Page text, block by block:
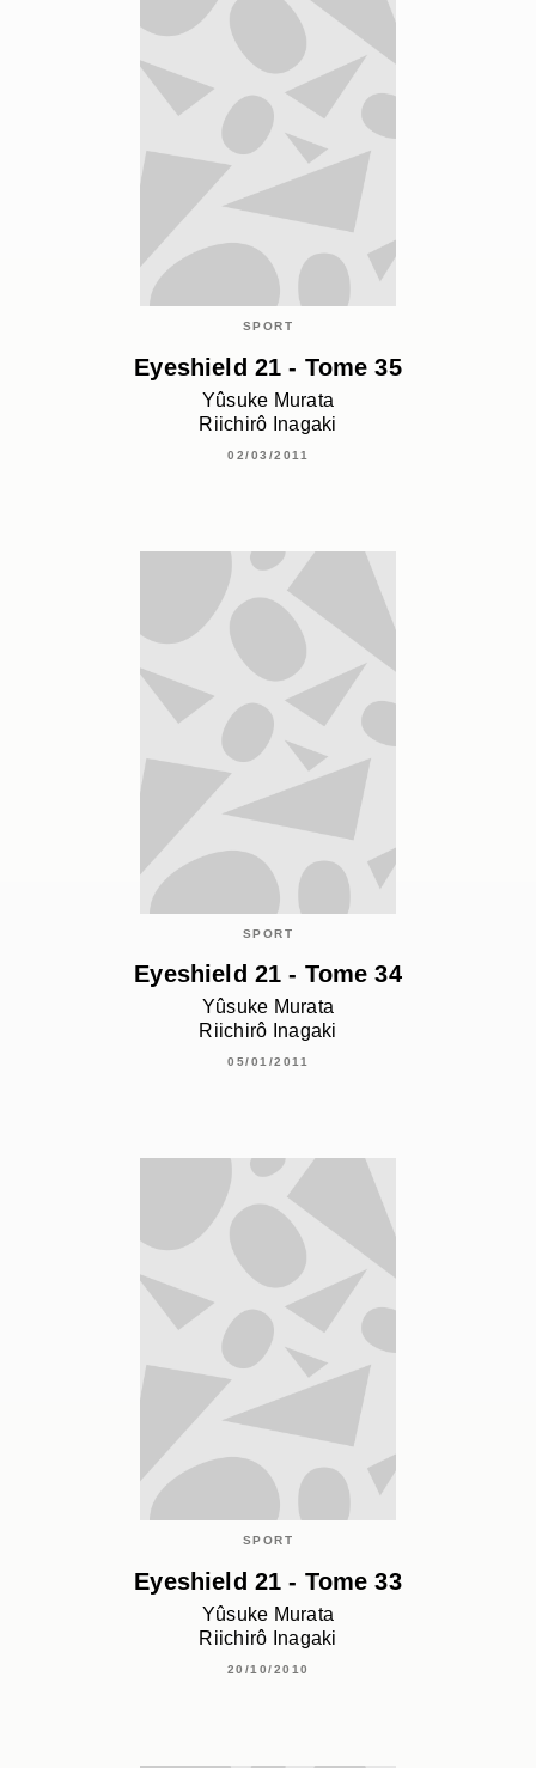
SPORT
Eyeshield 21 - Tome 35
Yûsuke Murata
Riichirô Inagaki
02/03/2011
SPORT
Eyeshield 21 - Tome 34
Yûsuke Murata
Riichirô Inagaki
05/01/2011
SPORT
Eyeshield 21 - Tome 33
Yûsuke Murata
Riichirô Inagaki
20/10/2010